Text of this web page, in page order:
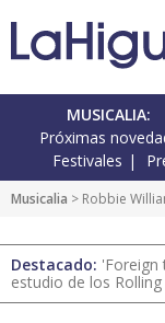
MUSICALIA:
Próximas
Festivales
Musicalia > Robbie
Destacado: 'Foreign
estudio de los